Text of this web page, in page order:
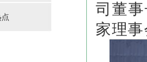
司董
家理